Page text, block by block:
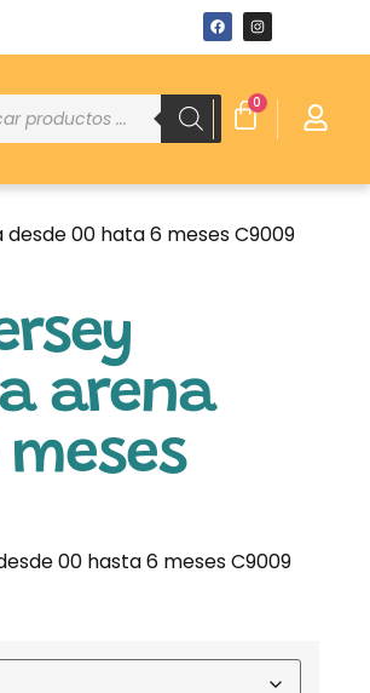
0
00 hata 6 meses C9009
arena
00 hasta 6 meses C9009